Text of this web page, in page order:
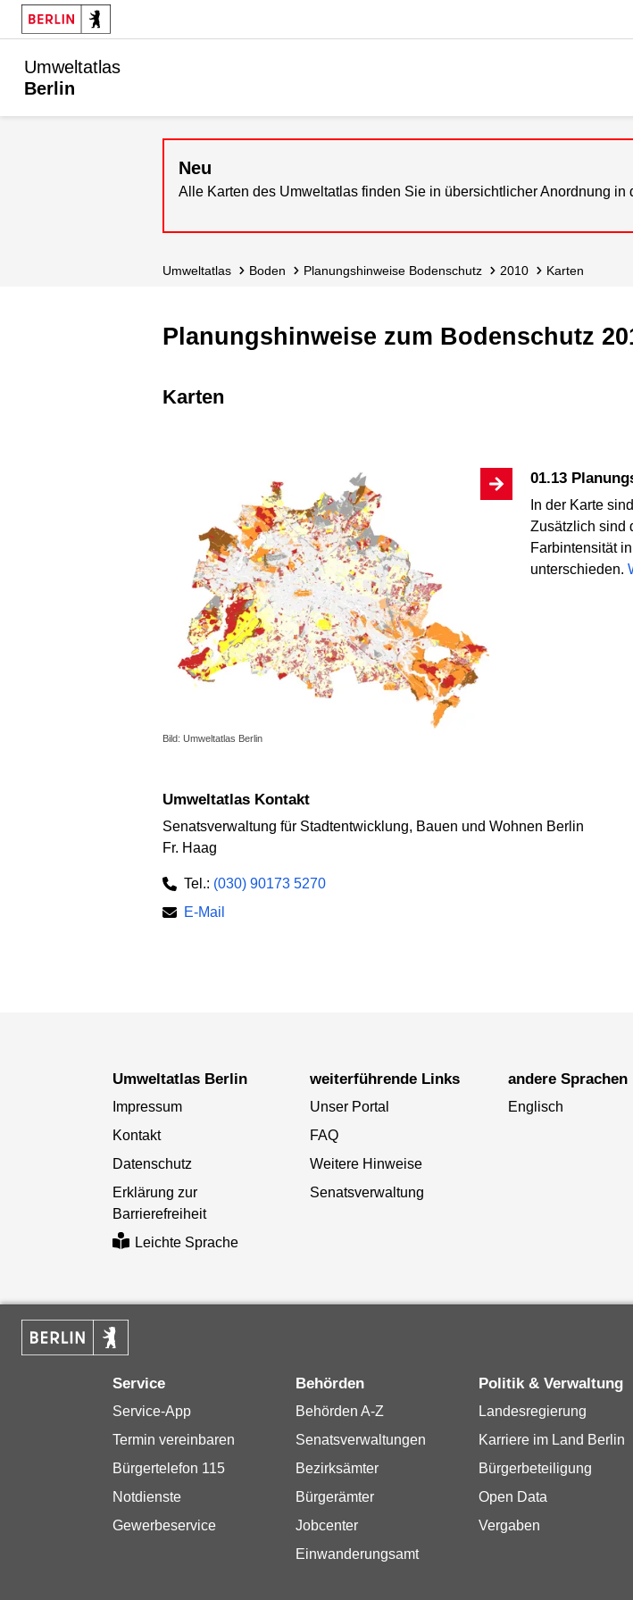
Umweltatlas
Berlin
Neu
Alle Karten des Umweltatlas finden Sie in übersichtlicher Anordnung in
Umweltatlas Boden Planungshin­weise Bodenschutz 2010 Karten
Planungshinweise zum Bodenschutz
Karten
Bild: Umweltatlas Berlin
01.13
In der Karte
Zusätzlich sind
Farbintensität
unterschieden.
Umweltatlas Kontakt
Senatsverwaltung für Stadtentwicklung, Bauen und Wohnen Berlin
Fr. Haag
Tel.: (030) 90173 5270
E-Mail
Umweltatlas Berlin
Impressum
Kontakt
Datenschutz
Erklärung zur
Barrierefreiheit
Leichte Sprache
weiterführende Links
Unser Portal
FAQ
Weitere Hinweise
Senatsverwaltung
andere Sprachen
Englisch
Service
Service-App
Termin vereinbaren
Bürgertelefon 115
Notdienste
Gewerbeservice
Behörden
Behörden A-Z
Senatsverwaltungen
Bezirksämter
Bürgerämter
Jobcenter
Einwanderungsamt
Politik & Verwaltung
Landesregierung
Karriere im Land Berlin
Bürgerbeteiligung
Open Data
Vergaben